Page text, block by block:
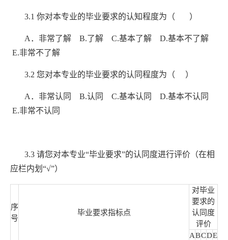
3.1 你对本专业的毕业要求的认知程度为（ ）
A ．非常了解 B.了解 C.基本了解 D.基本不了解
E.非常不了解
3.2 您对本专业的毕业要求的认同程度为（ ）
A ．非常认同 B.认同 C.基本认同 D.基本不认同
E.非常不认同
3.3 请您对本专业“毕业要求”的认同度进行评价（在相
应栏内划 “√”）
序
号
毕业要求指标点
对毕业
要求的
认同度
评价
ABCDE